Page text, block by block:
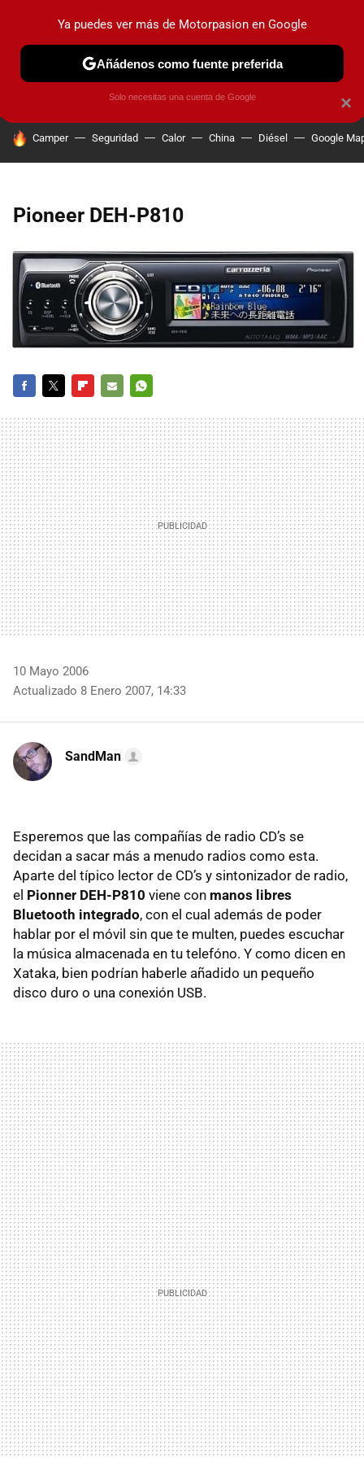
PRUEBAS COCHES ELÉCTRICOS OBSERVATORIO
HOY SE HABLA DE
Camper Seguridad Calor China Diésel Google
Pioneer DEH-P810
MAIL
10 Mayo 2006
Actualizado 8 Enero 2007, 14:33
SandMan
Esperemos que las compañías de radio CD’s se
decidan a sacar más a menudo radios como esta.
Aparte del típico lector de CD’s y sintonizador de radio,
el Pionner DEH-P810 viene con manos libres
Bluetooth integrado, con el cual además de poder
hablar por el móvil sin que te multen, puedes escuchar
la música almacenada en tu telefóno. Y como dicen en
Xataka, bien podrían haberle añadido un pequeño
disco duro o una conexión USB.
×
Ya puedes ver más de Motorpasion en Google
Añádenos como fuente preferida
Solo necesitas una cuenta de Google